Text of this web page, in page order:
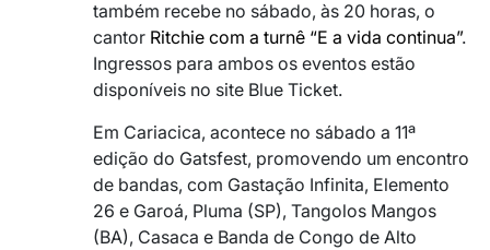
também recebe no sábado, às 20 horas, o
cantor Ritchie com a turnê “E a vida continua”.
Ingressos para ambos os eventos estão
disponíveis no site Blue Ticket.
Em Cariacica, acontece no sábado a 11ª
edição do Gatsfest, promovendo um encontro
de bandas, com Gastação Infinita, Elemento
26 e Garoá, Pluma (SP), Tangolos Mangos
(BA), Casaca e Banda de Congo de Alto